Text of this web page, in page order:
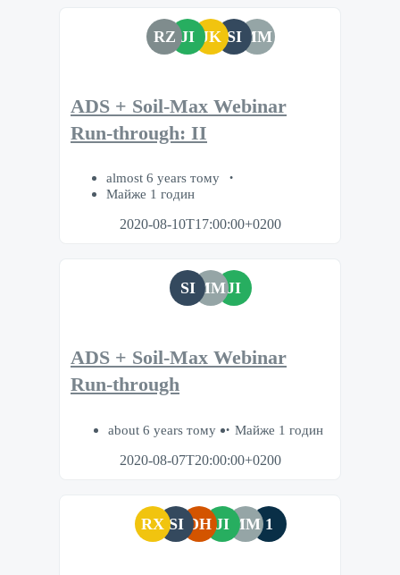
RZ JI JK SI MM
ADS + Soil-Max Webinar
Run-through: II
almost 6 years тому
Майже 1 годин
2020-08-10T17:00:00+0200
SI MMJI
ADS + Soil-Max Webinar
Run-through
about 6 years тому
Майже 1 годин
2020-08-07T20:00:00+0200
RX SI DH JI MM 1